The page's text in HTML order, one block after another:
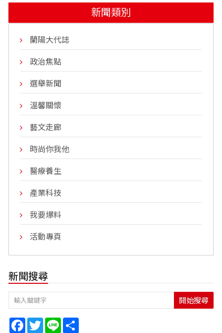
新聞類別
蘭陽大代誌
政治焦點
選舉新聞
溫馨關懷
藝文走廊
時尚你我他
醫療養生
產業科技
我要爆料
活動專頁
新聞搜尋
開始搜尋
Facebook
TwitterLine